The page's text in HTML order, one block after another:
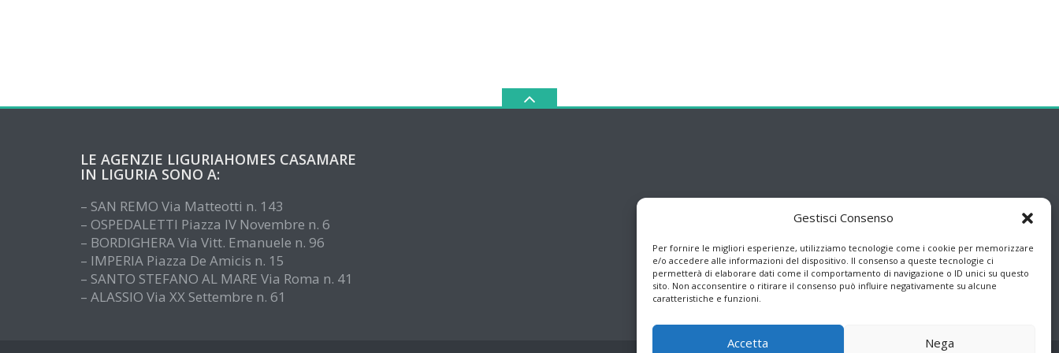
Gestisci Consenso
Per fornire le migliori esperienze, utilizziamo tecnologie come i cookie per memorizzare
e/o accedere alle informazioni del dispositivo. Il consenso a queste tecnologie ci
permetterà di elaborare dati come il comportamento di navigazione o ID unici su questo
sito. Non acconsentire o ritirare il consenso può influire negativamente su alcune
caratteristiche e funzioni.
Accetta Nega
LE AGENZIE LIGURIAHOMES CASAMARE
IN LIGURIA SONO A:
– SAN REMO Via Matteotti n. 143
– OSPEDALETTI Piazza IV Novembre n. 6
– BORDIGHERA Via Vitt. Emanuele n. 96
– IMPERIA Piazza De Amicis n. 15
– SANTO STEFANO AL MARE Via Roma n. 41
– ALASSIO Via XX Settembre n. 61